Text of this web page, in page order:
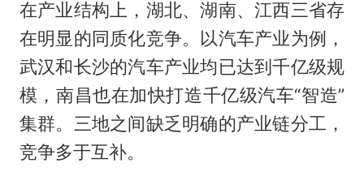
在产业结构上，湖北、湖南、江西三省存
在明显的同质化竞争。以汽车产业为例，
武汉和长沙的汽车产业均已达到千亿级规
模，南昌也在加快打造千亿级汽车“智造”
集群。三地之间缺乏明确的产业链分工，
竞争多于互补。